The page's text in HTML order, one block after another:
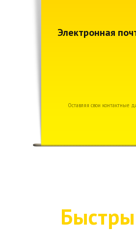
Электронная
Оставляя свои контактные